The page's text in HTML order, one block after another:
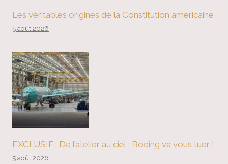
Les véritables origines de la Constitution américaine
5 août 2026
EXCLUSIF : De l’atelier au ciel : Boeing va vous tuer !
5 août 2026